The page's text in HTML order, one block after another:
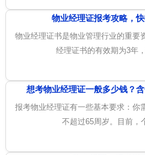
物业经理证报考攻略，快
物业经理证书是物业管理行业的重要
经理证书的有效期为3年
想考物业经理证一般多少钱？
报考物业经理证有一些基本要求：你
不超过65周岁。目前，